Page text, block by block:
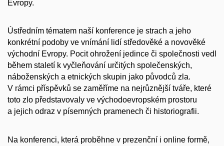
Evropy.
Ústředním tématem naší konference je strach a jeho
konkrétní podoby ve vnímání lidí středověké a novověké
východní Evropy. Pocit ohrožení jedince či společnosti vedl
během staletí k vyčleňování určitých společenských,
náboženských a etnických skupin jako původců zla.
V rámci příspěvků se zaměříme na nejrůznější tváře, které
toto zlo představovaly ve východoevropském prostoru
a jejich odraz v písemných pramenech či historiografii.
Na konferenci, která proběhne v prezenční i online formě,